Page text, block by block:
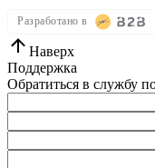
Разработано в
Наверх
Поддержка
Обратиться в службу